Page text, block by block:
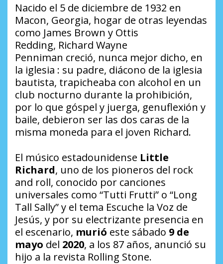
Nacido el 5 de diciembre de 1932 en
Macon, Georgia, hogar de otras leyendas
como James Brown y Ottis
Redding, Richard Wayne
Penniman creció, nunca mejor dicho, en
la iglesia : su padre, diácono de la iglesia
bautista, trapicheaba con alcohol en un
club nocturno durante la prohibición,
por lo que góspel y juerga, genuflexión y
baile, debieron ser las dos caras de la
misma moneda para el joven Richard.
El músico estadounidense Little
Richard, uno de los pioneros del rock
and roll, conocido por canciones
universales como “Tutti Frutti” o “Long
Tall Sally” y el tema Escuche la Voz de
Jesús, y por su electrizante presencia en
el escenario, murió este sábado 9 de
mayo del 2020, a los 87 años, anunció su
hijo a la revista Rolling Stone.